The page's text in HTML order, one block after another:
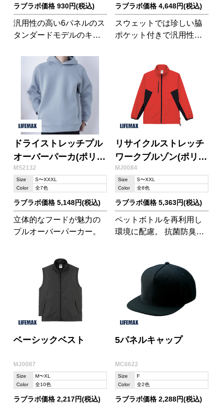
ラブラボ価格 930円(税込)
汎用性の高い6パネルのス
タンダードモデルのキャ
ラブラボ価格 4,648円(税込)
スウェットでは珍しい脇
ポケット付きで汎用性の
ドライストレッチプル
オーバーパーカ(ポリジ
ン加工)
MS2132
Size
S〜XXXL
Color
全7色
ラブラボ価格 5,148円(税込)
立体的なフードが魅力の
プルオーバーパーカー。
リサイクルストレッチ
ワークブルゾン(ポリジ
ン加工)
MJ0084
Size
S〜XXL
Color
全8色
ラブラボ価格 5,363円(税込)
ペットボトルを再利用し
環境に配慮。 抗菌防臭加
ベーシックベスト
MJ0087
Size
M〜XL
Color
全10色
ラブラボ価格 2,217円(税込)
5パネルキャップ
MC6622
Size
F
Color
全2色
ラブラボ価格 2,288円(税込)